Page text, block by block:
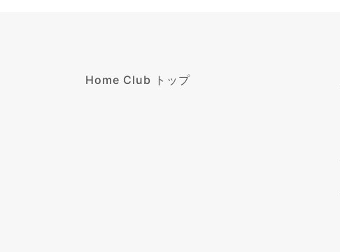
Home Club トップ